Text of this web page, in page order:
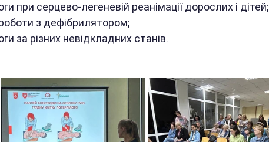
при серцево-легеневій реанімації дорослих і дітей;
з дефібрилятором;
за різних невідкладних станів.